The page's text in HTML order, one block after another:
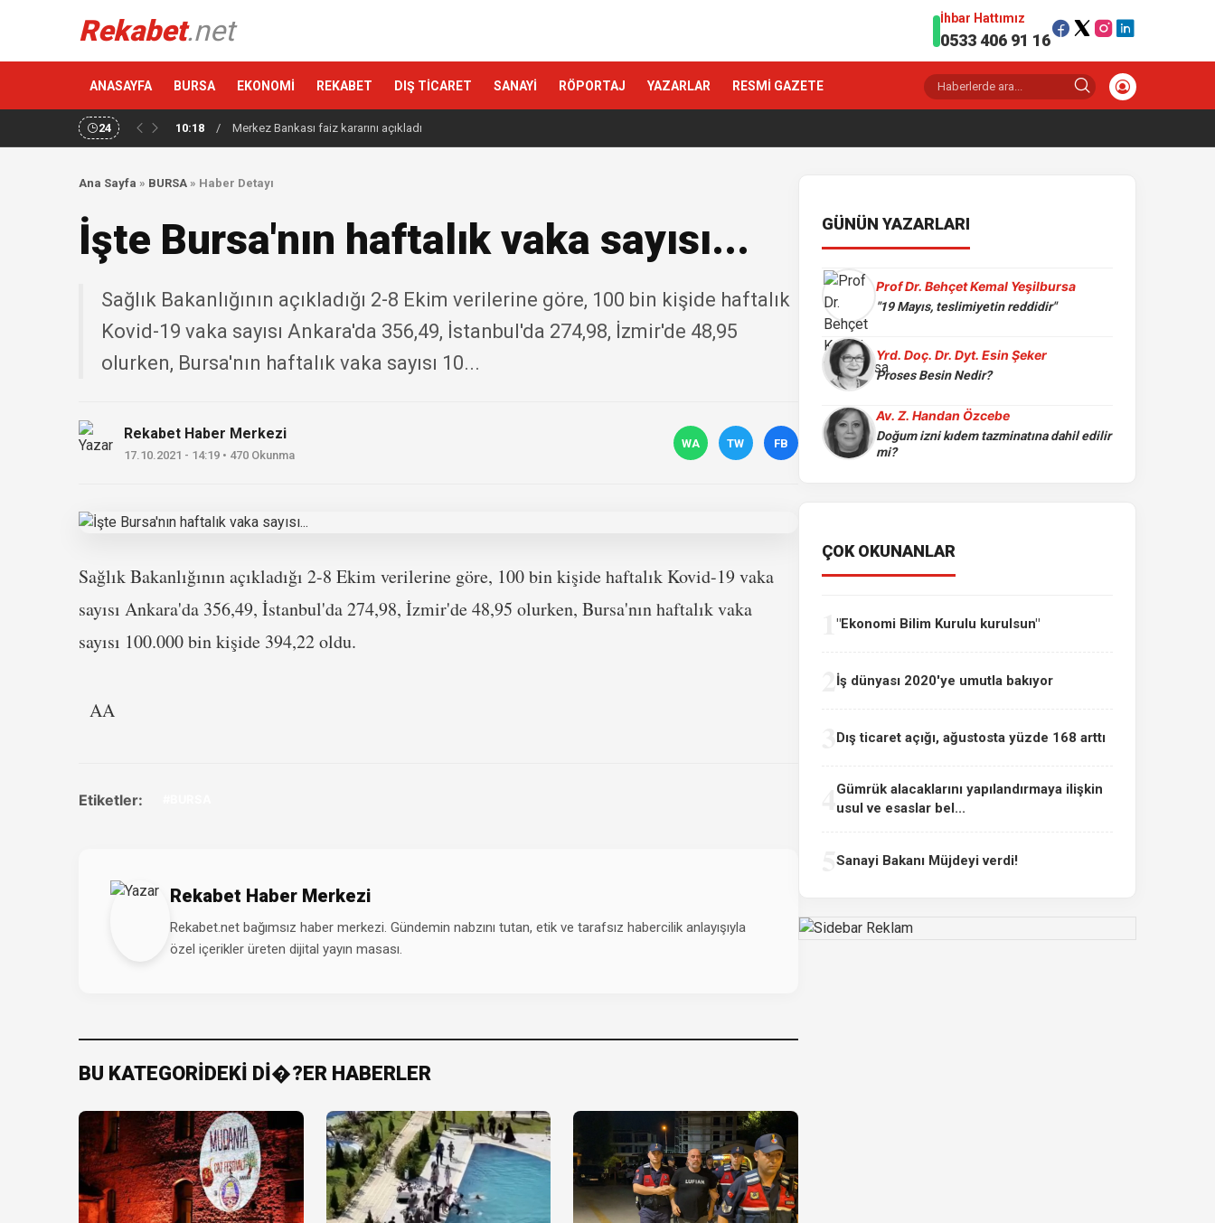
Rekabet.net İhbar Hattımız
0533 406 91 16
ANASAYFA BURSA EKONOMİ REKABET DIŞ TİCARET SANAYİ RÖPORTAJ YAZARLAR RESMİ GAZETE
24 10:18 / Merkez Bankası faiz kararını açıkladı
Ana Sayfa » BURSA » Haber Detayı
İşte Bursa'nın haftalık vaka sayısı...
Sağlık Bakanlığının açıkladığı 2-8 Ekim verilerine göre, 100 bin kişide haftalık
Kovid-19 vaka sayısı Ankara'da 356,49, İstanbul'da 274,98, İzmir'de 48,95
olurken, Bursa'nın haftalık vaka sayısı 10...
Rekabet Haber Merkezi
17.10.2021 - 14:19 • 470 Okunma
WA TW FB
Sağlık Bakanlığının açıkladığı 2-8 Ekim verilerine göre, 100 bin kişide haftalık Kovid-19 vaka
sayısı Ankara'da 356,49, İstanbul'da 274,98, İzmir'de 48,95 olurken, Bursa'nın haftalık vaka
sayısı 100.000 bin kişide 394,22 oldu.
AA
Etiketler:
Rekabet Haber Merkezi
Rekabet.net bağımsız haber merkezi. Gündemin nabzını tutan, etik ve tarafsız habercilik anlayışıyla
özel içerikler üreten dijital yayın masası.
BU KATEGORİDEKİ Dİ�?ER HABERLER
GÜNÜN YAZARLARI
Prof Dr. Behçet Kemal Yeşilbursa
"19 Mayıs, teslimiyetin reddidir"
Yrd. Doç. Dr. Dyt. Esin Şeker
Proses Besin Nedir?
Av. Z. Handan Özcebe
Doğum izni kıdem tazminatına dahil edilir
mi?
ÇOK OKUNANLAR
"Ekonomi Bilim Kurulu kurulsun"
İş dünyası 2020'ye umutla bakıyor
Dış ticaret açığı, ağustosta yüzde 168 arttı
Gümrük alacaklarını yapılandırmaya ilişkin
usul ve esaslar bel...
Sanayi Bakanı Müjdeyi verdi!